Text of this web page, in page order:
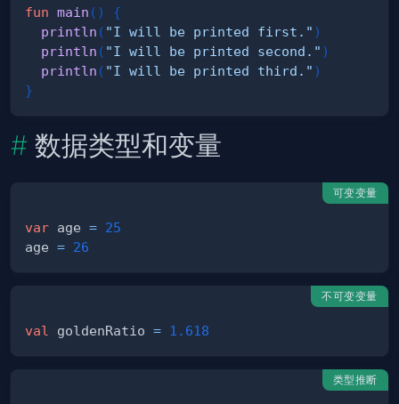
fun main ( )
{
println ( "I will be printed first." )
println ( "I will be printed second." )
println ( "I will be printed third." )
}
数据类型和变量
可变变量
var age = 25
age = 26
不可变变量
val goldenRatio = 1.618
类型推断